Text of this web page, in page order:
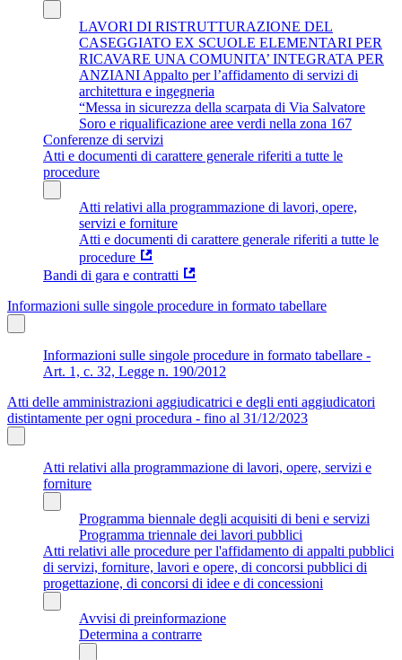
LAVORI DI RISTRUTTURAZIONE DEL
CASEGGIATO EX SCUOLE ELEMENTARI PER
RICAVARE UNA COMUNITA’ INTEGRATA PER
ANZIANI Appalto per l’affidamento di servizi di
architettura e ingegneria
“Messa in sicurezza della scarpata di Via Salvatore
Soro e riqualificazione aree verdi nella zona 167
Conferenze di servizi
Atti e documenti di carattere generale riferiti a tutte le
procedure
Atti relativi alla programmazione di lavori, opere,
servizi e forniture
Atti e documenti di carattere generale riferiti a tutte le
procedure
Bandi di gara e contratti
Informazioni sulle singole procedure in formato tabellare
Informazioni sulle singole procedure in formato tabellare -
Art. 1, c. 32, Legge n. 190/2012
Atti delle amministrazioni aggiudicatrici e degli enti aggiudicatori
distintamente per ogni procedura - fino al 31/12/2023
Atti relativi alla programmazione di lavori, opere, servizi e
forniture
Programma biennale degli acquisiti di beni e servizi
Programma triennale dei lavori pubblici
Atti relativi alle procedure per l'affidamento di appalti pubblici
di servizi, forniture, lavori e opere, di concorsi pubblici di
progettazione, di concorsi di idee e di concessioni
Avvisi di preinformazione
Determina a contrarre